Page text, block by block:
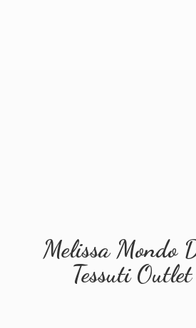
Melissa Mondo
Tessuti